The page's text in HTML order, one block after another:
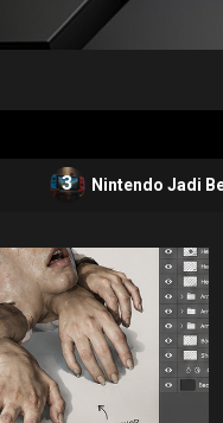
Nintendo Jadi Benteng